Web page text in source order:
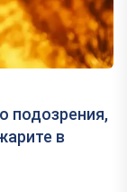
подозрения,
в